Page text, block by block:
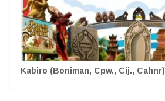
Kabiro (Boniman, Cpw., Cij., Cahnr)